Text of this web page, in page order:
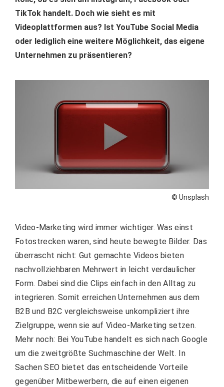
TikTok handelt. Doch wie sieht es mit
Videoplattformen aus? Ist YouTube Social Media
oder lediglich eine weitere Möglichkeit, das eigene
Unternehmen zu präsentieren?
© Unsplash
Video-Marketing wird immer wichtiger. Was einst
Fotostrecken waren, sind heute bewegte Bilder. Das
überrascht nicht: Gut gemachte Videos bieten
nachvollziehbaren Mehrwert in leicht verdaulicher
Form. Dabei sind die Clips einfach in den Alltag zu
integrieren. Somit erreichen Unternehmen aus dem
B2B und B2C vergleichsweise unkompliziert ihre
Zielgruppe, wenn sie auf Video-Marketing setzen.
Mehr noch: Bei YouTube handelt es sich nach Google
um die zweitgrößte Suchmaschine der Welt. In
Sachen SEO bietet das entscheidende Vorteile
gegenüber Mitbewerbern, die auf einen eigenen